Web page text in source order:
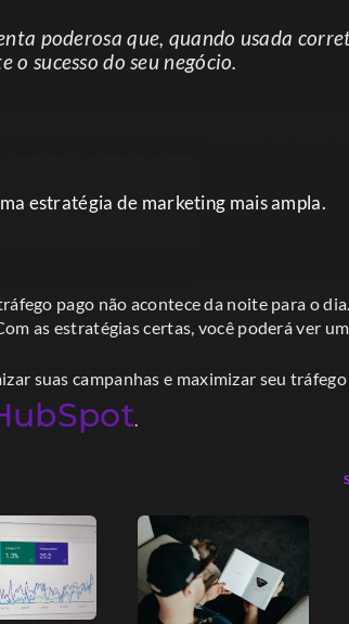
poderosa que, quando usada
sucesso do seu negócio.
estratégia de marketing mais ampla.
pago não acontece da noite para o
as estratégias certas, você poderá ver
suas campanhas e maximizar seu
.